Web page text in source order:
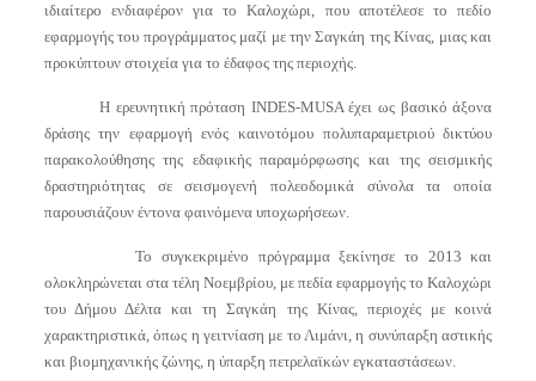
ιδιαίτερο ενδιαφέρον για το Καλοχώρι, που αποτέλεσε το πεδίο
εφαρμογής του προγράμματος μαζί με την Σαγκάη της Κίνας, μιας και
προκύπτουν στοιχεία για το έδαφος της περιοχής.
Η ερευνητική πρόταση INDES-MUSA έχει ως βασικό άξονα
δράσης την εφαρμογή ενός καινοτόμου πολυπαραμετριού δικτύου
παρακολούθησης της εδαφικής παραμόρφωσης και της σεισμικής
δραστηριότητας σε σεισμογενή πολεοδομικά σύνολα τα οποία
παρουσιάζουν έντονα φαινόμενα υποχωρήσεων.
Το συγκεκριμένο πρόγραμμα ξεκίνησε το 2013 και
ολοκληρώνεται στα τέλη Νοεμβρίου, με πεδία εφαρμογής το Καλοχώρι
του Δήμου Δέλτα και τη Σαγκάη της Κίνας, περιοχές με κοινά
χαρακτηριστικά, όπως η γειτνίαση με το Λιμάνι, η συνύπαρξη αστικής
και βιομηχανικής ζώνης, η ύπαρξη πετρελαϊκών εγκαταστάσεων.